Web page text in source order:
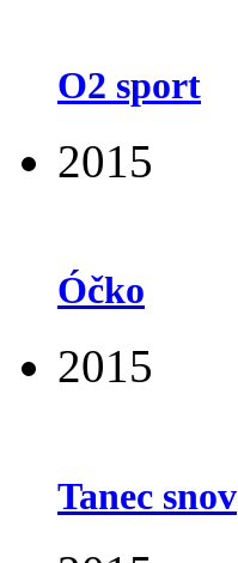
O2 sport
2015
Óčko
2015
Tanec snov